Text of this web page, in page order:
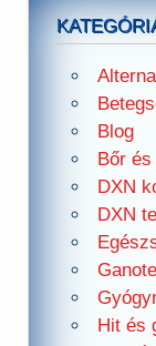
Blog
Bőr
DXN
DXN
Hit és